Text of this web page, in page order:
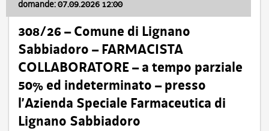
domande: 07.09.2026 12:00
308/26 – Comune di Lignano
Sabbiadoro – FARMACISTA
COLLABORATORE – a tempo parziale
50% ed indeterminato – presso
l’Azienda Speciale Farmaceutica di
Lignano Sabbiadoro